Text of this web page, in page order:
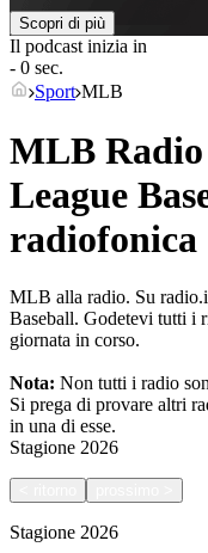
Scopri di più
Il podcast inizia in
- 0 sec.
Sport MLB
MLB
League
radiofonica
MLB alla radio. Su
Baseball. Godetevi tutti i
giornata in corso.
Nota: Non tutti i radio
Si prega di provare altri
in una di esse.
Stagione 2026
Stagione 2026